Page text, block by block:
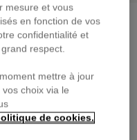
denim blue
€
mesure et vous
en fonction de vos
confidentialité et
respect.
mettre à jour
choix via le
de cookies.